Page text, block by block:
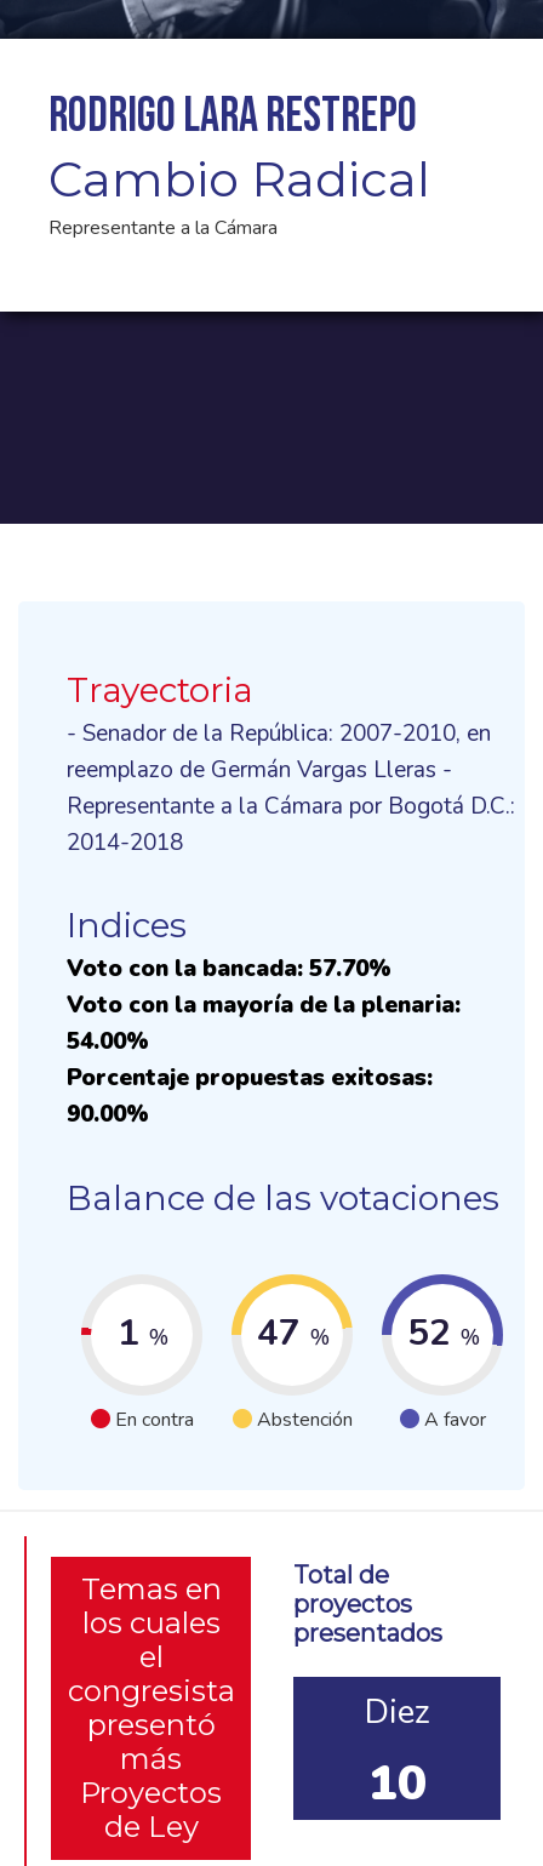
Rodrigo Lara Restrepo
Cambio Radical
Representante a la Cámara
Trayectoria
- Senador de la República: 2007-2010, en
reemplazo de Germán Vargas Lleras -
Representante a la Cámara por Bogotá D.C.:
2014-2018
Indices
Voto con la bancada: 57.70%
Voto con la mayoría de la plenaria:
54.00%
Porcentaje propuestas exitosas:
90.00%
Balance de las votaciones
1 %
En contra
47 %
Abstención
52 %
A favor
Temas en
los cuales
el
congresista
presentó
más
Proyectos
de Ley
Total de
proyectos
presentados
Diez
10